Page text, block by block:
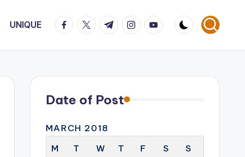
UNIQUE facebook.com
twitter.com
t.me instagram.com
youtube.com
Date of Post
MARCH 2018
M
T W T F S S